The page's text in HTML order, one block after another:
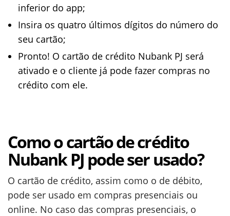
inferior do app;
Insira os quatro últimos dígitos do número do
seu cartão;
Pronto! O cartão de crédito Nubank PJ será
ativado e o cliente já pode fazer compras no
crédito com ele.
Como o cartão de crédito
Nubank PJ pode ser usado?
O cartão de crédito, assim como o de débito,
pode ser usado em compras presenciais ou
online. No caso das compras presenciais, o